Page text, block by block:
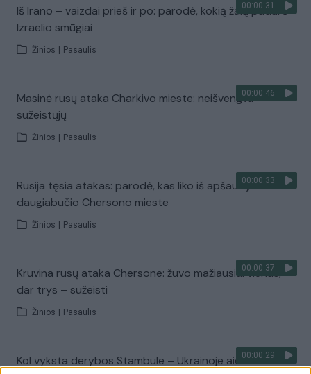
00:00:31
Iš Irano – vaizdai prieš ir po: parodė, kokią žalą padarė
Izraelio smūgiai
Žinios Pasaulis
00:00:46
Masinė rusų ataka Charkivo mieste: neišvengta
sužeistųjų
Žinios Pasaulis
00:00:33
Rusija tęsia atakas: parodė, kas liko iš apšaudyto
daugiabučio Chersono mieste
Žinios Pasaulis
00:00:37
Kruvina rusų ataka Chersone: žuvo mažiausiai vienas,
dar trys – sužeisti
Žinios Pasaulis
00:00:29
Kol vyksta derybos Stambule – Ukrainoje aidi